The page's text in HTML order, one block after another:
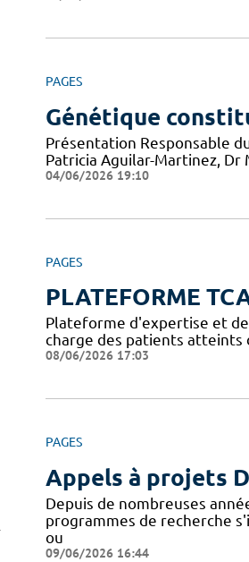
PAGES
Génétique
Présentation Responsable
Patricia Aguilar-Martinez, Dr
04/06/2026 19:10
PAGES
PLATEFORME
Plateforme d'expertise et
charge des patients atteints
08/06/2026 17:03
PAGES
Appels à projets
Depuis de nombreuses
programmes de recherche
ou
09/06/2026 16:44